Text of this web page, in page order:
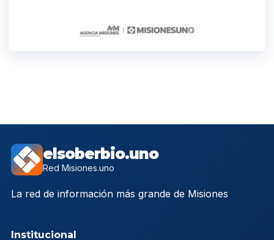
elsoberbio.uno
Red Misiones.uno
La red de información más grande de Misiones
Institucional